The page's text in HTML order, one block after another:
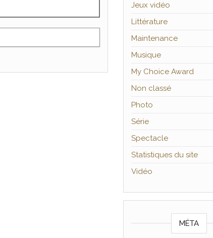
Jeux vidéo
Littérature
Maintenance
Musique
My Choice Award
Non classé
Photo
Série
Spectacle
Statistiques du site
Vidéo
MÉTA